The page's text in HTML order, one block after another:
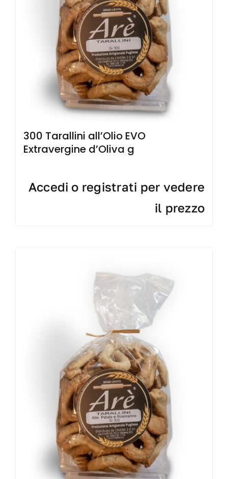
300 Tarallini all’Olio EVO
Extravergine d’Oliva g
Accedi o registrati per vedere
il prezzo